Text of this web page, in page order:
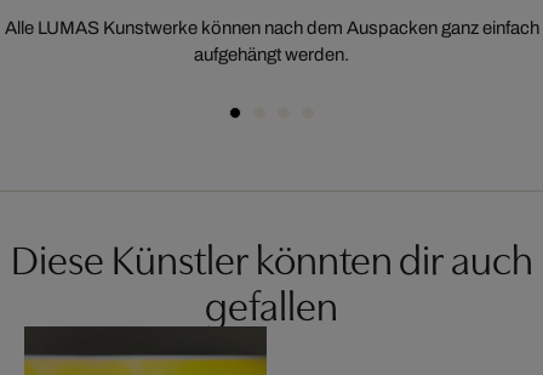
Alle LUMAS Kunstwerke können nach dem Auspacken ganz einfach
aufgehängt werden.
Diese Künstler könnten dir auch
gefallen